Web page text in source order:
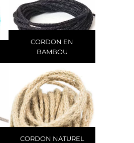
CORDON EN
BAMBOU
CORDON NATUREL